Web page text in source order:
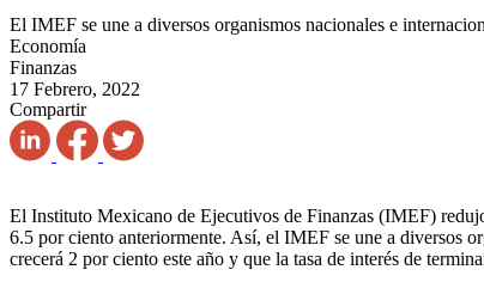
El IMEF se une a diversos organismos nacionales e
Economía
Finanzas
17 Febrero, 2022
Compartir
El Instituto Mexicano de Ejecutivos de Finanzas (IMEF)
6.5 por ciento anteriormente. Así, el IMEF se une a diversos
crecerá 2 por ciento este año y que la tasa de interés de